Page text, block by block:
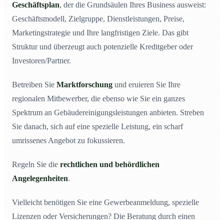
Geschäftsplan, der die Grundsäulen Ihres Business ausweist:
Geschäftsmodell, Zielgruppe, Dienstleistungen, Preise,
Marketingstrategie und Ihre langfristigen Ziele. Das gibt
Struktur und überzeugt auch potenzielle Kreditgeber oder
Investoren/Partner.
Betreiben Sie Marktforschung und eruieren Sie Ihre
regionalen Mitbewerber, die ebenso wie Sie ein ganzes
Spektrum an Gebäudereinigungsleistungen anbieten. Streben
Sie danach, sich auf eine spezielle Leistung, ein scharf
umrissenes Angebot zu fokussieren.
Regeln Sie die rechtlichen und behördlichen
Angelegenheiten.
Vielleicht benötigen Sie eine Gewerbeanmeldung, spezielle
Lizenzen oder Versicherungen? Die Beratung durch einen